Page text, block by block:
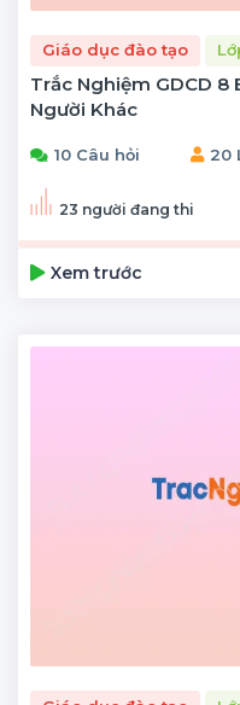
Giáo dục đào tạo
Trắc Nghiệm GDCD 8
Người Khác
10 Câu hỏi 20
23 người đang thi
Xem trước